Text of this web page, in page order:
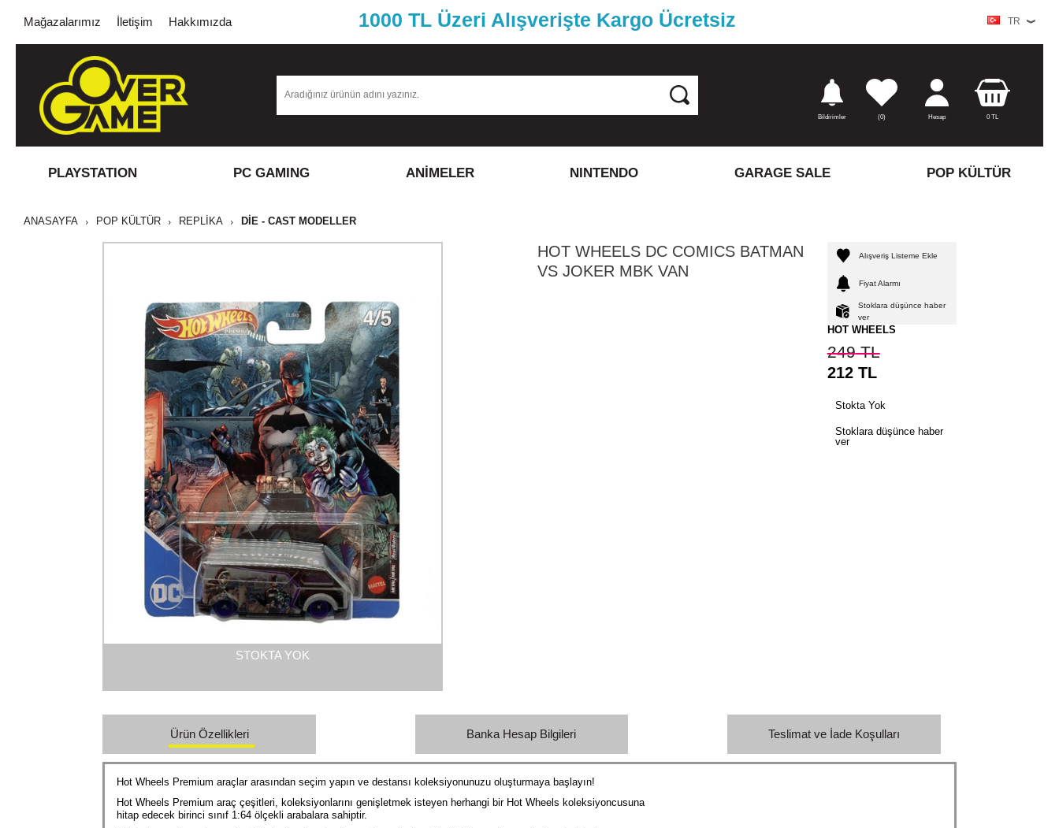
Mağazalarımız İletişim Hakkımızda 1000 TL Üzeri Alışverişte Kargo Ücretsiz TR
Bildirimler (0) Hesap 0TL
PLAYSTATION PC GAMING ANİMELER NINTENDO GARAGE SALE POP KÜLTÜR
ANASAYFA POP KÜLTÜR REPLİKA DIE - CAST MODELLER
STOKTA YOK
HOT WHEELS DC COMICS BATMAN
VS JOKER MBK VAN
Alışveriş Listeme Ekle
Fiyat Alarmı
Stoklara düşünce haber
ver
HOT WHEELS
249TL
212TL
Stokta Yok
Stoklara düşünce haber
ver
Ürün Özellikleri Banka Hesap Bilgileri Teslimat ve İade Koşulları
Hot Wheels Premium araçlar arasından seçim yapın ve destansı koleksiyonunuzu oluşturmaya başlayın!
Hot Wheels Premium araç çeşitleri, koleksiyonlarını genişletmek isteyen herhangi bir Hot Wheels koleksiyoncusuna
hitap edecek birinci sınıf 1:64 ölçekli arabalara sahiptir.